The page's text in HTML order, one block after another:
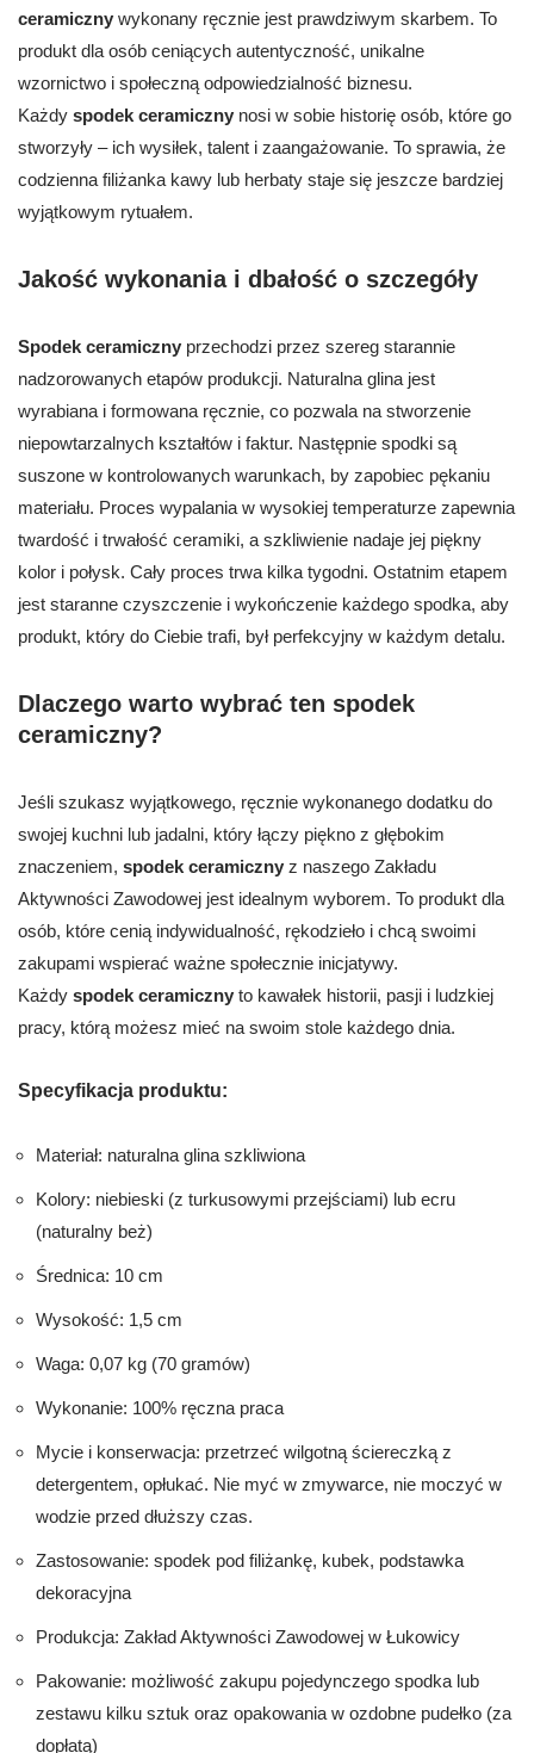
ceramiczny wykonany ręcznie jest prawdziwym skarbem. To
produkt dla osób ceniących autentyczność, unikalne
wzornictwo i społeczną odpowiedzialność biznesu.
Każdy spodek ceramiczny nosi w sobie historię osób, które go
stworzyły – ich wysiłek, talent i zaangażowanie. To sprawia, że
codzienna filiżanka kawy lub herbaty staje się jeszcze bardziej
wyjątkowym rytuałem.
Jakość wykonania i dbałość o szczegóły
Spodek ceramiczny przechodzi przez szereg starannie
nadzorowanych etapów produkcji. Naturalna glina jest
wyrabiana i formowana ręcznie, co pozwala na stworzenie
niepowtarzalnych kształtów i faktur. Następnie spodki są
suszone w kontrolowanych warunkach, by zapobiec pękaniu
materiału. Proces wypalania w wysokiej temperaturze zapewnia
twardość i trwałość ceramiki, a szkliwienie nadaje jej piękny
kolor i połysk. Cały proces trwa kilka tygodni. Ostatnim etapem
jest staranne czyszczenie i wykończenie każdego spodka, aby
produkt, który do Ciebie trafi, był perfekcyjny w każdym detalu.
Dlaczego warto wybrać ten spodek
ceramiczny?
Jeśli szukasz wyjątkowego, ręcznie wykonanego dodatku do
swojej kuchni lub jadalni, który łączy piękno z głębokim
znaczeniem, spodek ceramiczny z naszego Zakładu
Aktywności Zawodowej jest idealnym wyborem. To produkt dla
osób, które cenią indywidualność, rękodzieło i chcą swoimi
zakupami wspierać ważne społecznie inicjatywy.
Każdy spodek ceramiczny to kawałek historii, pasji i ludzkiej
pracy, którą możesz mieć na swoim stole każdego dnia.
Specyfikacja produktu:
Materiał: naturalna glina szkliwiona
Kolory: niebieski (z turkusowymi przejściami) lub ecru
(naturalny beż)
Średnica: 10 cm
Wysokość: 1,5 cm
Waga: 0,07 kg (70 gramów)
Wykonanie: 100% ręczna praca
Mycie i konserwacja: przetrzeć wilgotną ściereczką z
detergentem, opłukać. Nie myć w zmywarce, nie moczyć w
wodzie przed dłuższy czas.
Zastosowanie: spodek pod filiżankę, kubek, podstawka
dekoracyjna
Produkcja: Zakład Aktywności Zawodowej w Łukowicy
Pakowanie: możliwość zakupu pojedynczego spodka lub
zestawu kilku sztuk oraz opakowania w ozdobne pudełko (za
dopłatą)